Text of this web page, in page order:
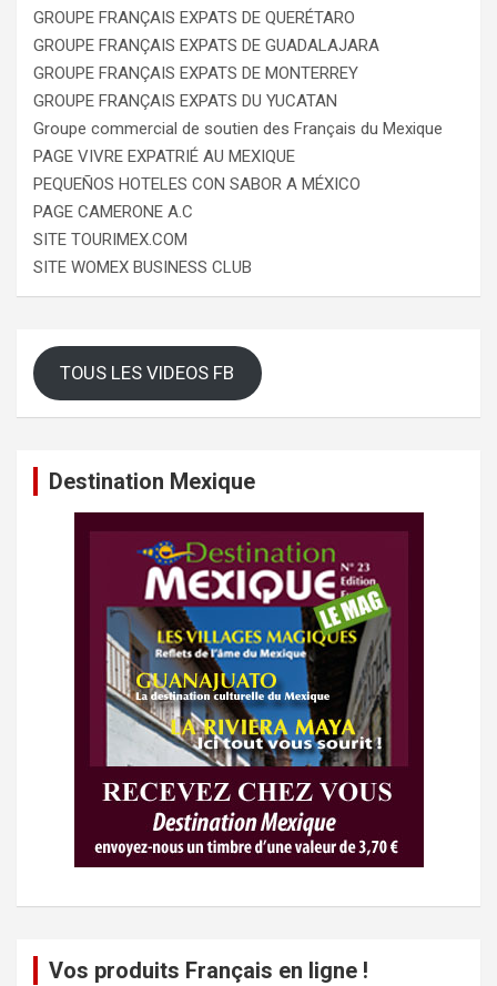
GROUPE FRANÇAIS EXPATS DE QUERÉTARO
GROUPE FRANÇAIS EXPATS DE GUADALAJARA
GROUPE FRANÇAIS EXPATS DE MONTERREY
GROUPE FRANÇAIS EXPATS DU YUCATAN
Groupe commercial de soutien des Français du Mexique
PAGE VIVRE EXPATRIÉ AU MEXIQUE
PEQUEÑOS HOTELES CON SABOR A MÉXICO
PAGE CAMERONE A.C
SITE TOURIMEX.COM
SITE WOMEX BUSINESS CLUB
TOUS LES VIDEOS FB
Destination Mexique
Vos produits Français en ligne !